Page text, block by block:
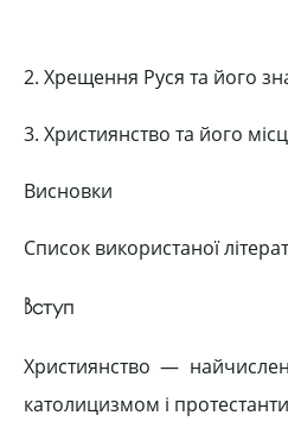
2. Хрещення Руся та його
3. Християнство та його
Висновки
Список використаної
Вступ
Християнство —
католицизмом і